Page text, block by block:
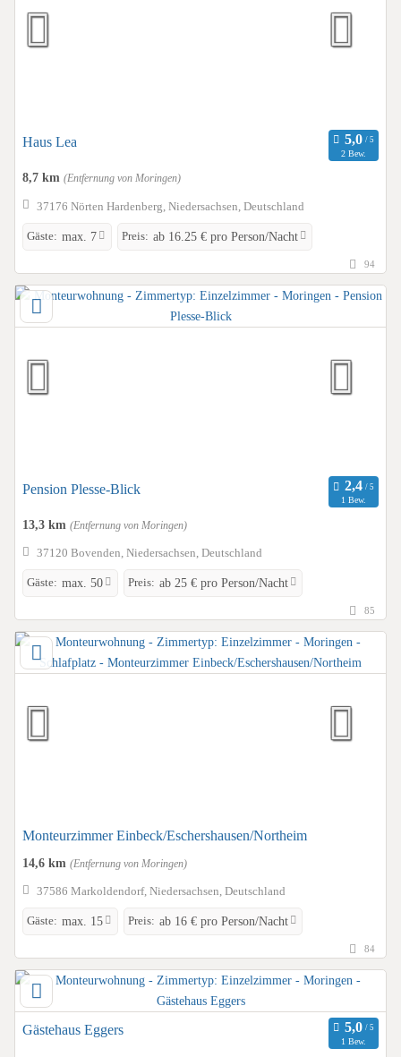
Haus Lea
2 Bew.
8,7 km (Entfernung von Moringen)
37176 Nörten Hardenberg, Niedersachsen, Deutschland
Gäste: max. 7 Preis: ab 16.25 € pro Person/Nacht
94
Pension Plesse-Blick
1 Bew.
13,3 km (Entfernung von Moringen)
37120 Bovenden, Niedersachsen, Deutschland
Gäste: max. 50 Preis: ab 25 € pro Person/Nacht
85
Monteurzimmer Einbeck/Eschershausen/Northeim
14,6 km (Entfernung von Moringen)
37586 Markoldendorf, Niedersachsen, Deutschland
Gäste: max. 15 Preis: ab 16 € pro Person/Nacht
84
Gästehaus Eggers
1 Bew.